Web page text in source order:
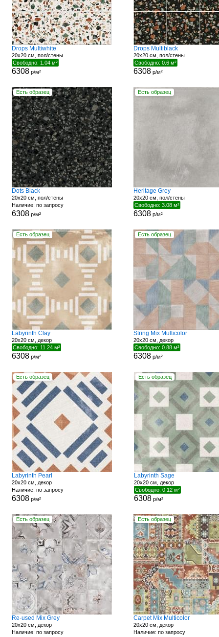
Drops Multiwhite
20x20 см, пол/стены
Свободно: 1.04 м²
6308р/м²
Drops Multiblack
20x20 см, пол/стены
Свободно: 0.6 м²
6308р/м²
Есть образец
Dots Black
20x20 см, пол/стены
Наличие: по запросу
6308р/м²
Есть образец
Heritage Grey
20x20 см, пол/стены
Свободно: 3.08 м²
6308р/м²
Есть образец
Labyrinth Clay
20x20 см, декор
Свободно: 11.24 м²
6308р/м²
Есть образец
String Mix Multicolor
20x20 см, декор
Свободно: 0.88 м²
6308р/м²
Есть образец
Labyrinth Pearl
20x20 см, декор
Наличие: по запросу
6308 р/м²
Есть образец
Labyrinth Sage
20x20 см, декор
Свободно: 0.12 м²
6308 р/м²
Есть образец
Re-used Mix Grey
20x20 см, декор
Наличие: по запросу
Есть образец
Carpet Mix Multicolor
20x20 см, декор
Наличие: по запросу